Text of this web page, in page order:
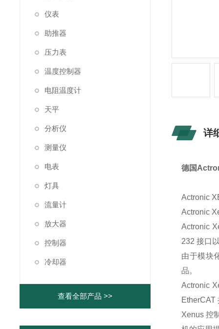
仪表
助推器
压力表
温度控制器
电阻温度计
天平
分析仪
测量仪
电表
灯具
流量计
放大器
控制器
冷却器
查看全部产品 >>
详
德国
Actronic
Actronic
Actronic
232 接口
由于模块
品。
Actronic
EtherCAT
Xenus 控